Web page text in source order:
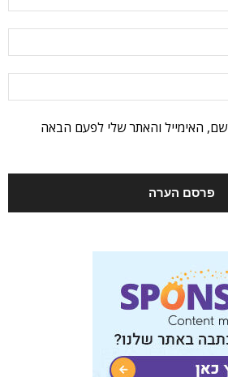
האימייל והאתר שלי לפעם הבאה